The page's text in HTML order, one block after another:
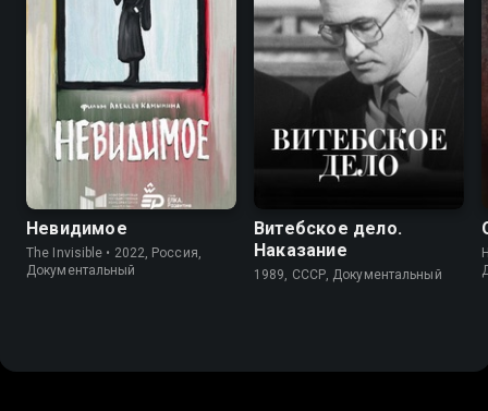
Невидимое
The Invisible • 2022, Россия,
Документальный
Витебское дело.
Наказание
1989, СССР, Документальный